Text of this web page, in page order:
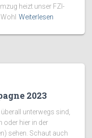
heizt unser FZI-
Weiterlesen
2023
unterwegs sind,
oder hier in der
sehen. Schaut auch